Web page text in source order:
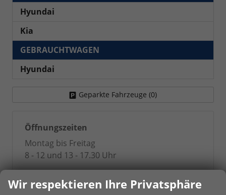
Hyundai
Kia
GEBRAUCHTWAGEN
Hyundai
Geparkte Fahrzeuge (0)
Öffnungszeiten
Montag bis Freitag
8 - 12 und 13 - 17.30 Uhr
Wir respektieren Ihre Privatsphäre